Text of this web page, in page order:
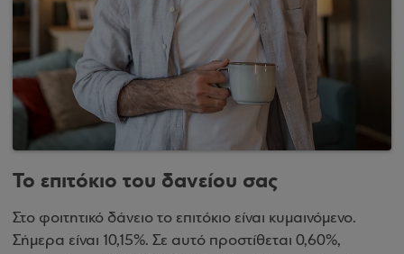
Το επιτόκιο του δανείου σας
Στο φοιτητικό δάνειο το επιτόκιο είναι κυμαινόμενο.
Σήμερα είναι 10,15%. Σε αυτό προστίθεται 0,60%,